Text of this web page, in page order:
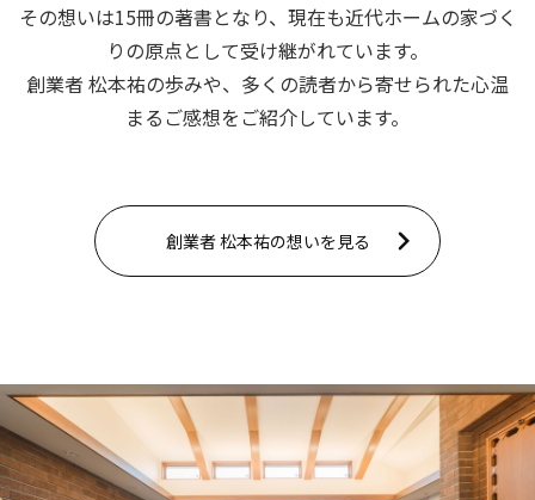
その想いは15冊の著書となり、現在も近代ホームの家づく
りの原点として受け継がれています。
創業者 松本祐の歩みや、多くの読者から寄せられた心温
まるご感想をご紹介しています。
創業者 松本祐の想いを見る